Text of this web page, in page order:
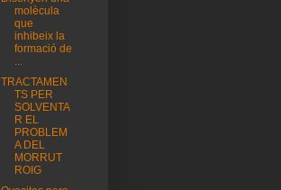
molècula
que
inhibeix la
formació de
...
TRACTAMEN
TS PER
SOLVENTA
R EL
PROBLEM
A DEL
MORRUT
ROIG